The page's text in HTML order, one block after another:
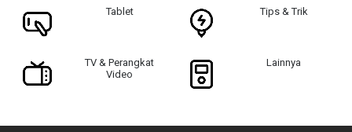
Tablet Tips & Trik
TV & Perangkat
Video
Lainnya